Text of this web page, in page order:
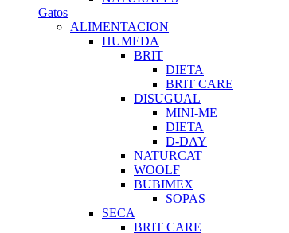
Gatos
ALIMENTACION
HUMEDA
BRIT
DIETA
BRIT CARE
DISUGUAL
MINI-ME
DIETA
D-DAY
NATURCAT
WOOLF
BUBIMEX
SOPAS
SECA
BRIT CARE